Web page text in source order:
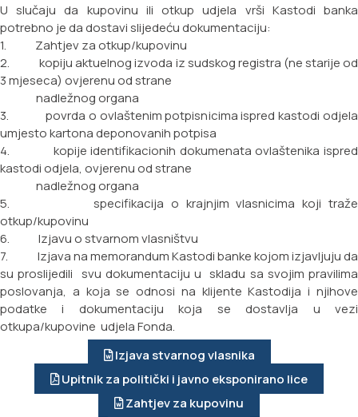
U slučaju da kupovinu ili otkup udjela vrši Kastodi banka
potrebno je da dostavi slijedeću dokumentaciju:
1. Zahtjev za otkup/kupovinu
2. kopiju aktuelnog izvoda iz sudskog registra (ne starije od
3 mjeseca) ovjerenu od strane
nadležnog organa
3. povrda o ovlaštenim potpisnicima ispred kastodi odjela
umjesto kartona deponovanih potpisa
4. kopije identifikacionih dokumenata ovlaštenika ispred
kastodi odjela, ovjerenu od strane
nadležnog organa
5. specifikacija o krajnjim vlasnicima koji traže
otkup/kupovinu
6. Izjavu o stvarnom vlasništvu
7. Izjava na memorandum Kastodi banke kojom izjavljuju da
su proslijedili svu dokumentaciju u skladu sa svojim pravilima
poslovanja, a koja se odnosi na klijente Kastodija i njihove
podatke i dokumentaciju koja se dostavlja u vezi
otkupa/kupovine udjela Fonda.
Izjava stvarnog vlasnika
Upitnik za politički i javno eksponirano lice
Zahtjev za kupovinu